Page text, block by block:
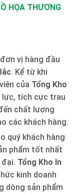
HỌA THƯƠNG
vị hàng đầu
. Kể từ khi
của Tổng Kho
lực, tích cực trau
chất lượng
các khách hàng.
quý khách hàng
phẩm tốt nhất
đại. Tổng Kho In
kinh doanh
dòng sản phẩm